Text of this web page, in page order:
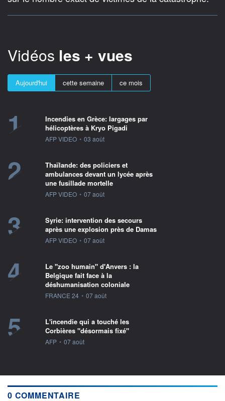
Vidéos les + vues
Aujourd'hui cette semaine ce mois
1
Incendies en Grèce: largages par
hélicoptères à Kryo Pigadi
information fournie par
AFP VIDEO • 03 août
2
Thaïlande: des policiers et
ambulances devant un lycée après
une fusillade mortelle
information fournie par
AFP VIDEO • 07 août
3
Syrie: intervention des secours
après une explosion près de Damas
information fournie par
AFP VIDEO • 07 août
4
Le "zoo humain" d'Anvers : la
Belgique fait face à la
déshumanisation coloniale
information fournie par
FRANCE 24 • 07 août
5
L'incendie qui a touché les
Corbières "désormais fixé"
information fournie par
AFP • 07 août
0 COMMENTAIRE